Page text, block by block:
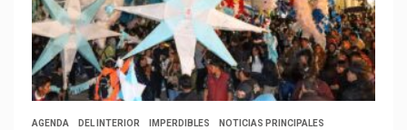
AGENDA DEL INTERIOR IMPERDIBLES
NOTICIAS PRINCIPALES